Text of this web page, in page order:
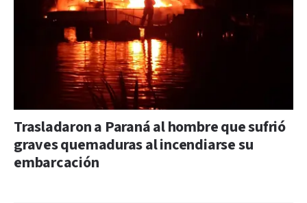
Trasladaron a Paraná al hombre que sufrió
graves quemaduras al incendiarse su
embarcación